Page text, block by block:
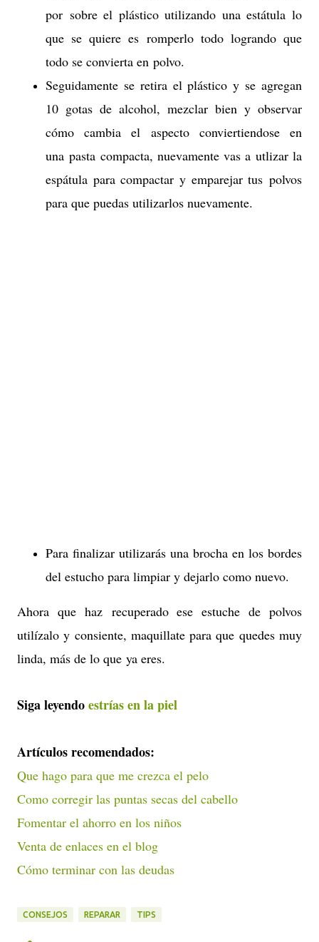
por sobre el plástico utilizando una estátula lo
que se quiere es romperlo todo logrando que
todo se convierta en polvo.
Seguidamente se retira el plástico y se agregan
10 gotas de alcohol, mezclar bien y observar
cómo cambia el aspecto conviertiendose en
una pasta compacta, nuevamente vas a utlizar la
espátula para compactar y emparejar tus polvos
para que puedas utilizarlos nuevamente.
Para finalizar utilizarás una brocha en los bordes
del estucho para limpiar y dejarlo como nuevo.
Ahora que haz recuperado ese estuche de polvos
utilízalo y consiente, maquillate para que quedes muy
linda, más de lo que ya eres.
Siga leyendoestrías en la piel
Artículos recomendados:
Que hago para que me crezca el pelo
Como corregir las puntas secas del cabello
Fomentar el ahorro en los niños
Venta de enlaces en el blog
Cómo terminar con las deudas
CONSEJOS REPARAR TIPS